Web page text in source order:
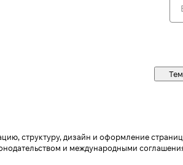
структуру, дизайн и оформление
и международными